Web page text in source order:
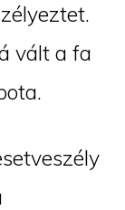
vált a fa